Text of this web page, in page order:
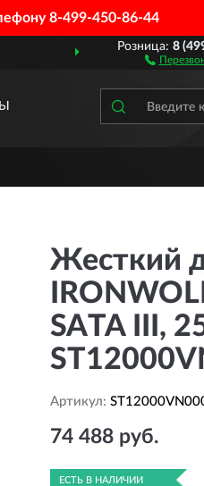
8-499-450-86-44
ПО ВСЕЙ РОССИИ
Розница:8
Жесткий
SATA III,
Артикул:
74 488 руб.
ЕСТЬ В НАЛИЧИИ